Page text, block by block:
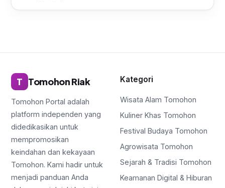
T Tomohon Riak
Tomohon Portal adalah
platform independen yang
didedikasikan untuk
mempromosikan
keindahan dan kekayaan
Tomohon. Kami hadir untuk
menjadi panduan Anda
Kategori
Wisata Alam Tomohon
Kuliner Khas Tomohon
Festival Budaya Tomohon
Agrowisata Tomohon
Sejarah & Tradisi Tomohon
Keamanan Digital & Hiburan